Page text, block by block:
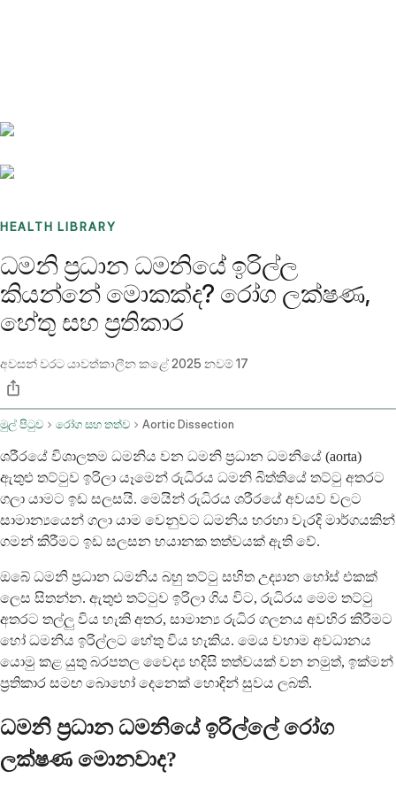
HEALTH LIBRARY
ධමනි ප්‍රධාන ධමනියේ ඉරිල්ල
කියන්නේ මොකක්ද? රෝග ලක්ෂණ,
හේතු සහ ප්‍රතිකාර
අවසන් වරට යාවත්කාලීන කළේ2025 නවම් 17
මුල් පිටුව රෝග සහ තත්ව Aortic Dissection
ශරීරයේ විශාලතම ධමනිය වන ධමනි ප්‍රධාන ධමනියේ (aorta)
ඇතුළු තට්ටුව ඉරිලා යෑමෙන් රුධිරය ධමනි බිත්තියේ තට්ටු අතරට
ගලා යාමට ඉඩ සලසයි. මෙයින් රුධිරය ශරීරයේ අවයව වලට
සාමාන්‍යයෙන් ගලා යාම වෙනුවට ධමනිය හරහා වැරදි මාර්ගයකින්
ගමන් කිරීමට ඉඩ සලසන භයානක තත්වයක් ඇති වේ.
ඔබේ ධමනි ප්‍රධාන ධමනිය බහු තට්ටු සහිත උද්‍යාන හෝස් එකක්
ලෙස සිතන්න. ඇතුළු තට්ටුව ඉරිලා ගිය විට, රුධිරය මෙම තට්ටු
අතරට තල්ලු විය හැකි අතර, සාමාන්‍ය රුධිර ගලනය අවහිර කිරීමට
හෝ ධමනිය ඉරිල්ලට හේතු විය හැකිය. මෙය වහාම අවධානය
යොමු කළ යුතු බරපතල වෛද්‍ය හදිසි තත්වයක් වන නමුත්, ඉක්මන්
ප්‍රතිකාර සමඟ බොහෝ දෙනෙක් හොඳින් සුවය ලබති.
ධමනි ප්‍රධාන ධමනියේ ඉරිල්ලේ රෝග
ලක්ෂණ මොනවාද?